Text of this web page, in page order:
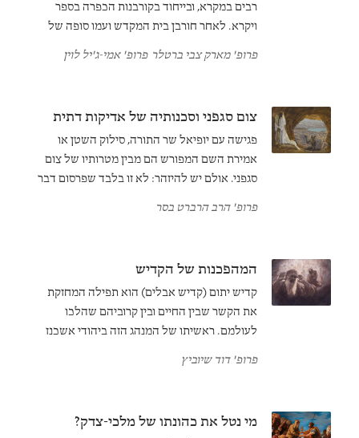
רבים במקרא, ובייחוד בקורבנות הכפרה בספר
ויקרא. לאחר חורבן בית המקדש ועמו סופה של
עבודת הקרבנות, התפצלו דרכי ההתמודדות של
היהדות והנצרות עם נושא הכפרה על חטאים.
פרופ' מארק צבי ברטלר פרופ' אמי-ג'יל לוין
צום סגפני וסכנותיה של אדיקות דתית
פגישה עם יופיאל שר התורה, סילוק השטן או
אמירת השם המפורש הם מבין מטרותיו של צום
סגפני. אולם יש להיזהר: לא זו בלבד שפרסום דבר
פרופ' הרב הרברט בסר
המהפכנות של הקדיש
קדיש יתום (קדיש אבלים) הוא תפילה המחזקת
את הקשר שבין החיים ובין קרוביהם שהלכו
לעולמם. ראשיתו של המנהג הזה ביהודי אשכנז
הנפטר מן הגהנום ולפתיחת שערי גן עדן בפני כל.
פרופ' דוד שיוביץ
מי נטל את כהונתו של מלכי-צדק?